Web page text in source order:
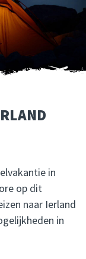
in
op dit
naar Ierland
in